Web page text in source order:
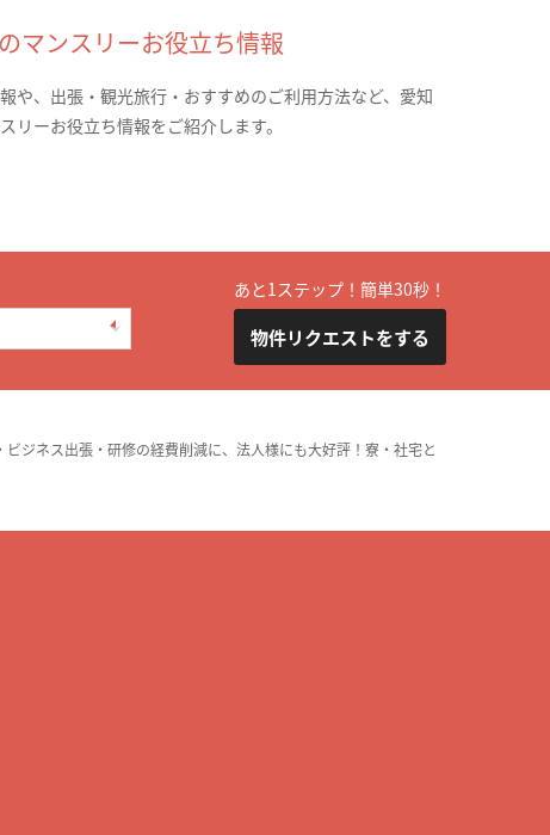
マンスリーお役立ち情報
や、出張・観光旅行・おすすめのご利用方法など、愛知
リーお役立ち情報をご紹介します。
あと1ステップ！簡単30秒！
物件リクエストをする
ジネス出張・研修の経費削減に、法人様にも大好評！寮・社宅と